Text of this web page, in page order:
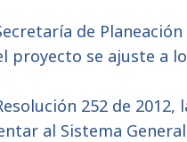
de
proyecto se ajuste a
252 de
al Sistema